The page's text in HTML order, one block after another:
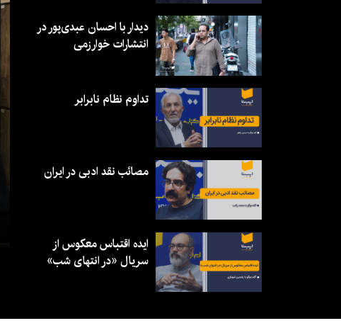
دیدار با احسان عبدی‌پور در
انتشارات خوارزمی
تداوم نظام نابرابر
مصائب نقد ادبی در ایران
ایده اقتباس معکوس از
سریال «در انتهای شب»